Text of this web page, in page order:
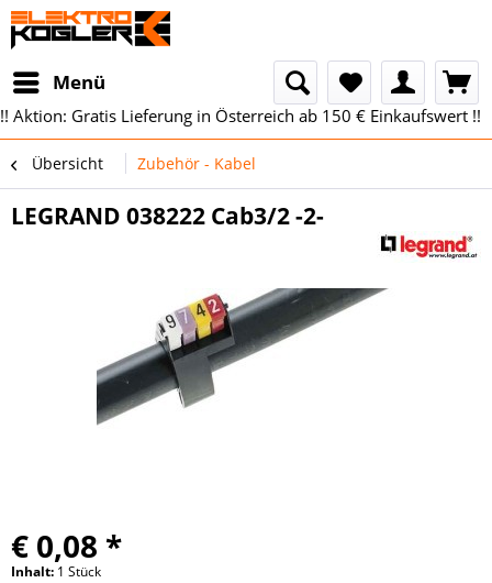
Menü
!! Aktion: Gratis Lieferung in Österreich ab 150 € Einkaufswert !!
Übersicht Zubehör - Kabel
LEGRAND 038222 Cab3/2 -2-
€ 0,08 *
Inhalt: 1 Stück